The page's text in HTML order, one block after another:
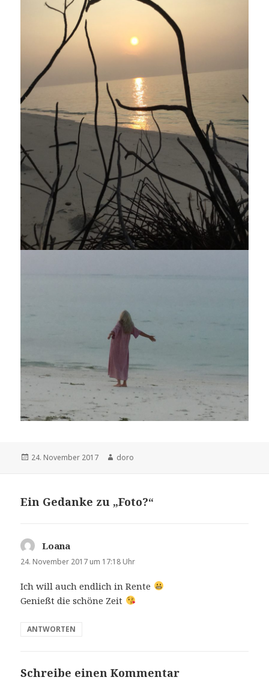
Veröffentlicht
24. November 2017 Autor
doro
Ein Gedanke zu „Foto?“
Loana
24. November 2017 um 17:18 Uhr
Ich will auch endlich in Rente
Genießt die schöne Zeit
ANTWORTEN
Schreibe einen Kommentar